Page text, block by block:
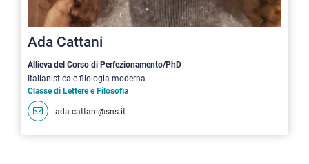
Ada Cattani
Allieva del Corso di Perfezionamento/PhD
Italianistica e filologia moderna
Classe di Lettere e Filosofia
ada.cattani@sns.it